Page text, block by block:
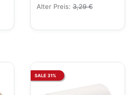
Alter Preis: 3,29 €
SALE 31%